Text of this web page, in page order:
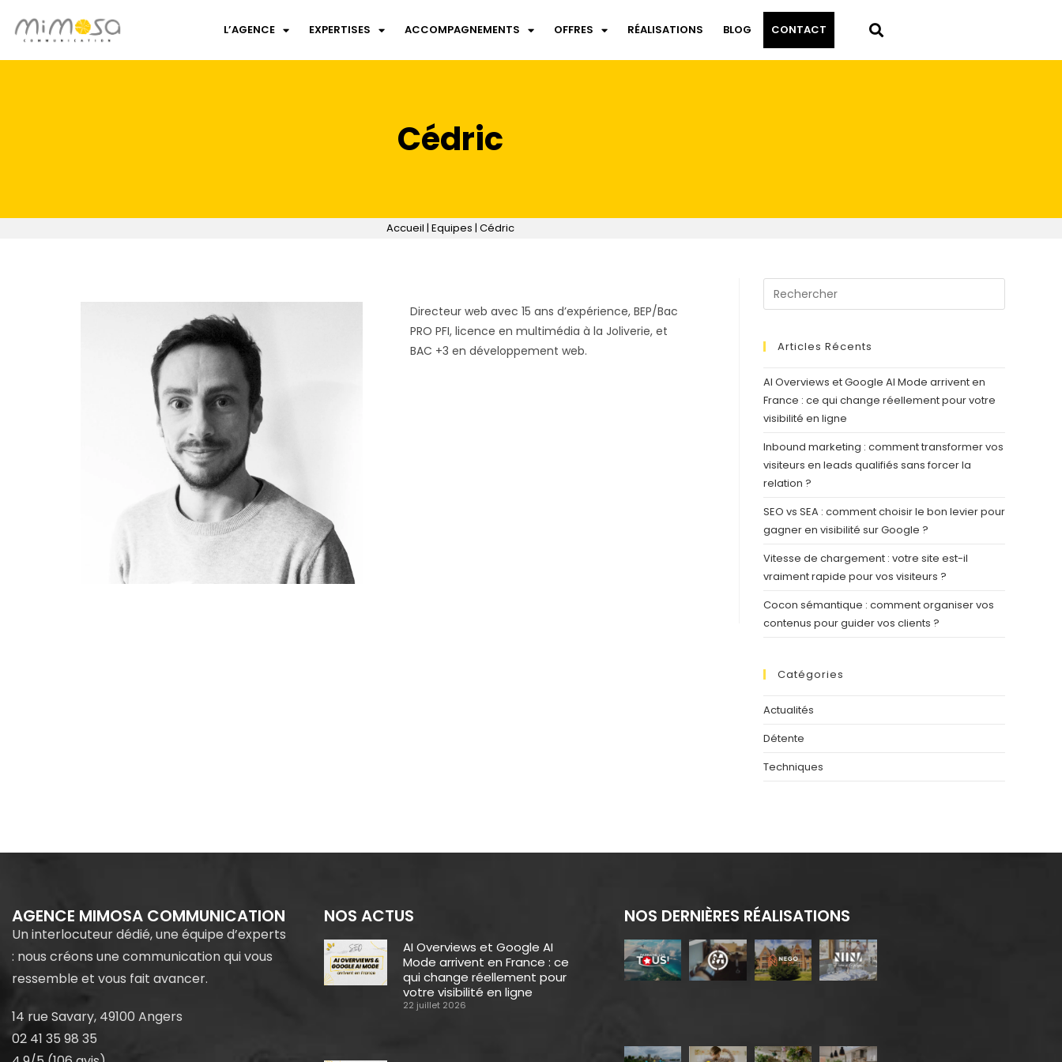
L’AGENCE EXPERTISES ACCOMPAGNEMENTS OFFRES RÉALISATIONS BLOG CONTACT
Cédric
Accueil | Equipes | Cédric
Directeur web avec 15 ans d’expérience, BEP/Bac
PRO PFI, licence en multimédia à la Joliverie, et
BAC +3 en développement web.
Articles Récents
AI Overviews et Google AI Mode arrivent en
France : ce qui change réellement pour votre
visibilité en ligne
Inbound marketing : comment transformer vos
visiteurs en leads qualifiés sans forcer la
relation ?
SEO vs SEA : comment choisir le bon levier pour
gagner en visibilité sur Google ?
Vitesse de chargement : votre site est-il
vraiment rapide pour vos visiteurs ?
Cocon sémantique : comment organiser vos
contenus pour guider vos clients ?
Catégories
Actualités
Détente
Techniques
AGENCE MIMOSA COMMUNICATION
Un interlocuteur dédié, une équipe d’experts
: nous créons une communication qui vous
ressemble et vous fait avancer.
14 rue Savary, 49100 Angers
02 41 35 98 35
NOS ACTUS
AI Overviews et Google AI
Mode arrivent en France : ce
qui change réellement pour
votre visibilité en ligne
22 juillet 2026
NOS DERNIÈRES RÉALISATIONS